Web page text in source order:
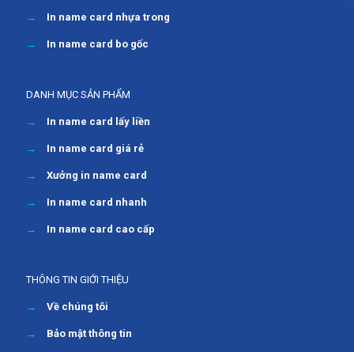
→ In name card nhựa trong
→ In name card bo gốc
DANH MỤC SẢN PHẨM
→ In name card lấy liền
→ In name card giá rẻ
→ Xưởng in name card
→ In name card nhanh
→ In name card cao cấp
THÔNG TIN GIỚI THIỆU
→ Về chúng tôi
→ Bảo mật thông tin